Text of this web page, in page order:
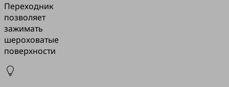
Переходник
позволяет
зажимать
шероховатые
поверхности